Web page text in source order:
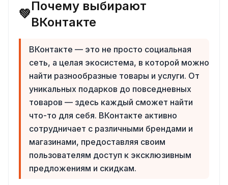
💚
Почему выбирают
ВКонтакте
ВКонтакте — это не просто социальная
сеть, а целая экосистема, в которой можно
найти разнообразные товары и услуги. От
уникальных подарков до повседневных
товаров — здесь каждый сможет найти
что-то для себя. ВКонтакте активно
сотрудничает с различными брендами и
магазинами, предоставляя своим
пользователям доступ к эксклюзивным
предложениям и скидкам.